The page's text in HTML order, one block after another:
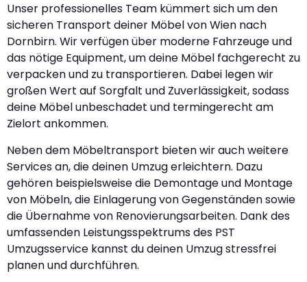
Unser professionelles Team kümmert sich um den
sicheren Transport deiner Möbel von Wien nach
Dornbirn. Wir verfügen über moderne Fahrzeuge und
das nötige Equipment, um deine Möbel fachgerecht zu
verpacken und zu transportieren. Dabei legen wir
großen Wert auf Sorgfalt und Zuverlässigkeit, sodass
deine Möbel unbeschadet und termingerecht am
Zielort ankommen.
Neben dem Möbeltransport bieten wir auch weitere
Services an, die deinen Umzug erleichtern. Dazu
gehören beispielsweise die Demontage und Montage
von Möbeln, die Einlagerung von Gegenständen sowie
die Übernahme von Renovierungsarbeiten. Dank des
umfassenden Leistungsspektrums des PST
Umzugsservice kannst du deinen Umzug stressfrei
planen und durchführen.